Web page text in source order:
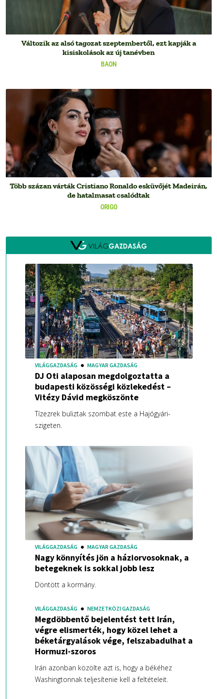
BAON
Változik az alsó tagozat szeptembertől, ezt kapják a
kisiskolások az új tanévben
ORIGO
Több százan várták Cristiano Ronaldo esküvőjét Madeirán,
de hatalmasat csalódtak
VILÁGGAZDASÁG MAGYAR GAZDASÁG
DJ Oti alaposan megdolgoztatta a
budapesti közösségi közlekedést –
Vitézy Dávid megköszönte
Tízezrek buliztak szombat este a Hajógyári-
szigeten.
VILÁGGAZDASÁG MAGYAR GAZDASÁG
Nagy könnyítés jön a háziorvosoknak, a
betegeknek is sokkal jobb lesz
Döntött a kormány.
VILÁGGAZDASÁG NEMZETKÖZI GAZDASÁG
Megdöbbentő bejelentést tett Irán,
végre elismerték, hogy közel lehet a
béketárgyalások vége, felszabadulhat a
Hormuzi-szoros
Irán azonban közölte azt is, hogy a békéhez
Washingtonnak teljesítenie kell a feltételeit.